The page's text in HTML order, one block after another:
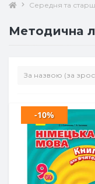
Середня та
Методична
-10%